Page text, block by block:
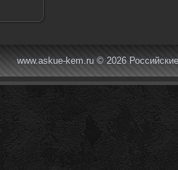
www.askue-kem.ru © 2026